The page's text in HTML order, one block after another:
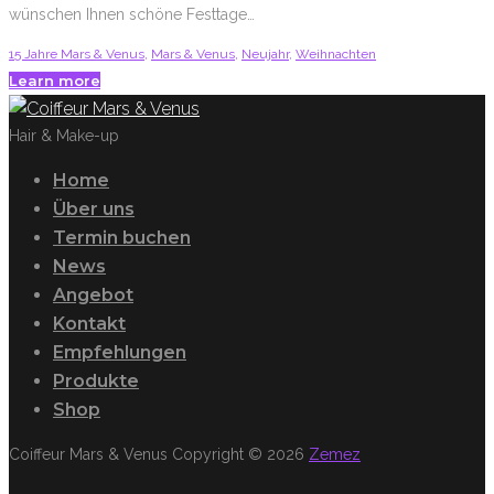
wünschen Ihnen schöne Festtage…
15 Jahre Mars & Venus, Mars & Venus, Neujahr, Weihnachten
Learn more
Facebook
Twitter
Google+
Hair & Make-up
Home
Über uns
Termin buchen
News
Angebot
Kontakt
Empfehlungen
Produkte
Shop
Coiffeur Mars & Venus Copyright © 2026 Zemez